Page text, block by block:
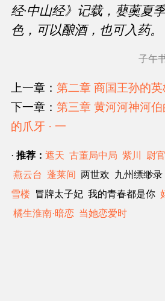
经·中山经》记载，蘡薁夏
色，可以酿酒，也可入药。
子午
上一章： 第二章 商国王孙的英
下一章： 第三章 黄河河神河
的爪牙 · 一
· 推荐： 遮天 古董局中局 紫川 尉
燕云台 蓬莱间 两世欢 九州缥缈
雪楼 冒牌太子妃 我的青春都是你
橘生淮南·暗恋 当她恋爱时